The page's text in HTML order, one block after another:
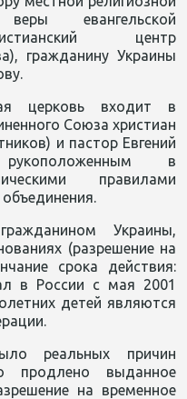
евангельской
центр
гражданину Украины
церковь входит в
Союза христиан
и пастор Евгений
в
правилами
Украины,
(разрешение на
срока действия:
в России с мая 2001
детей являются
реальных причин
продлено выданное
на временное